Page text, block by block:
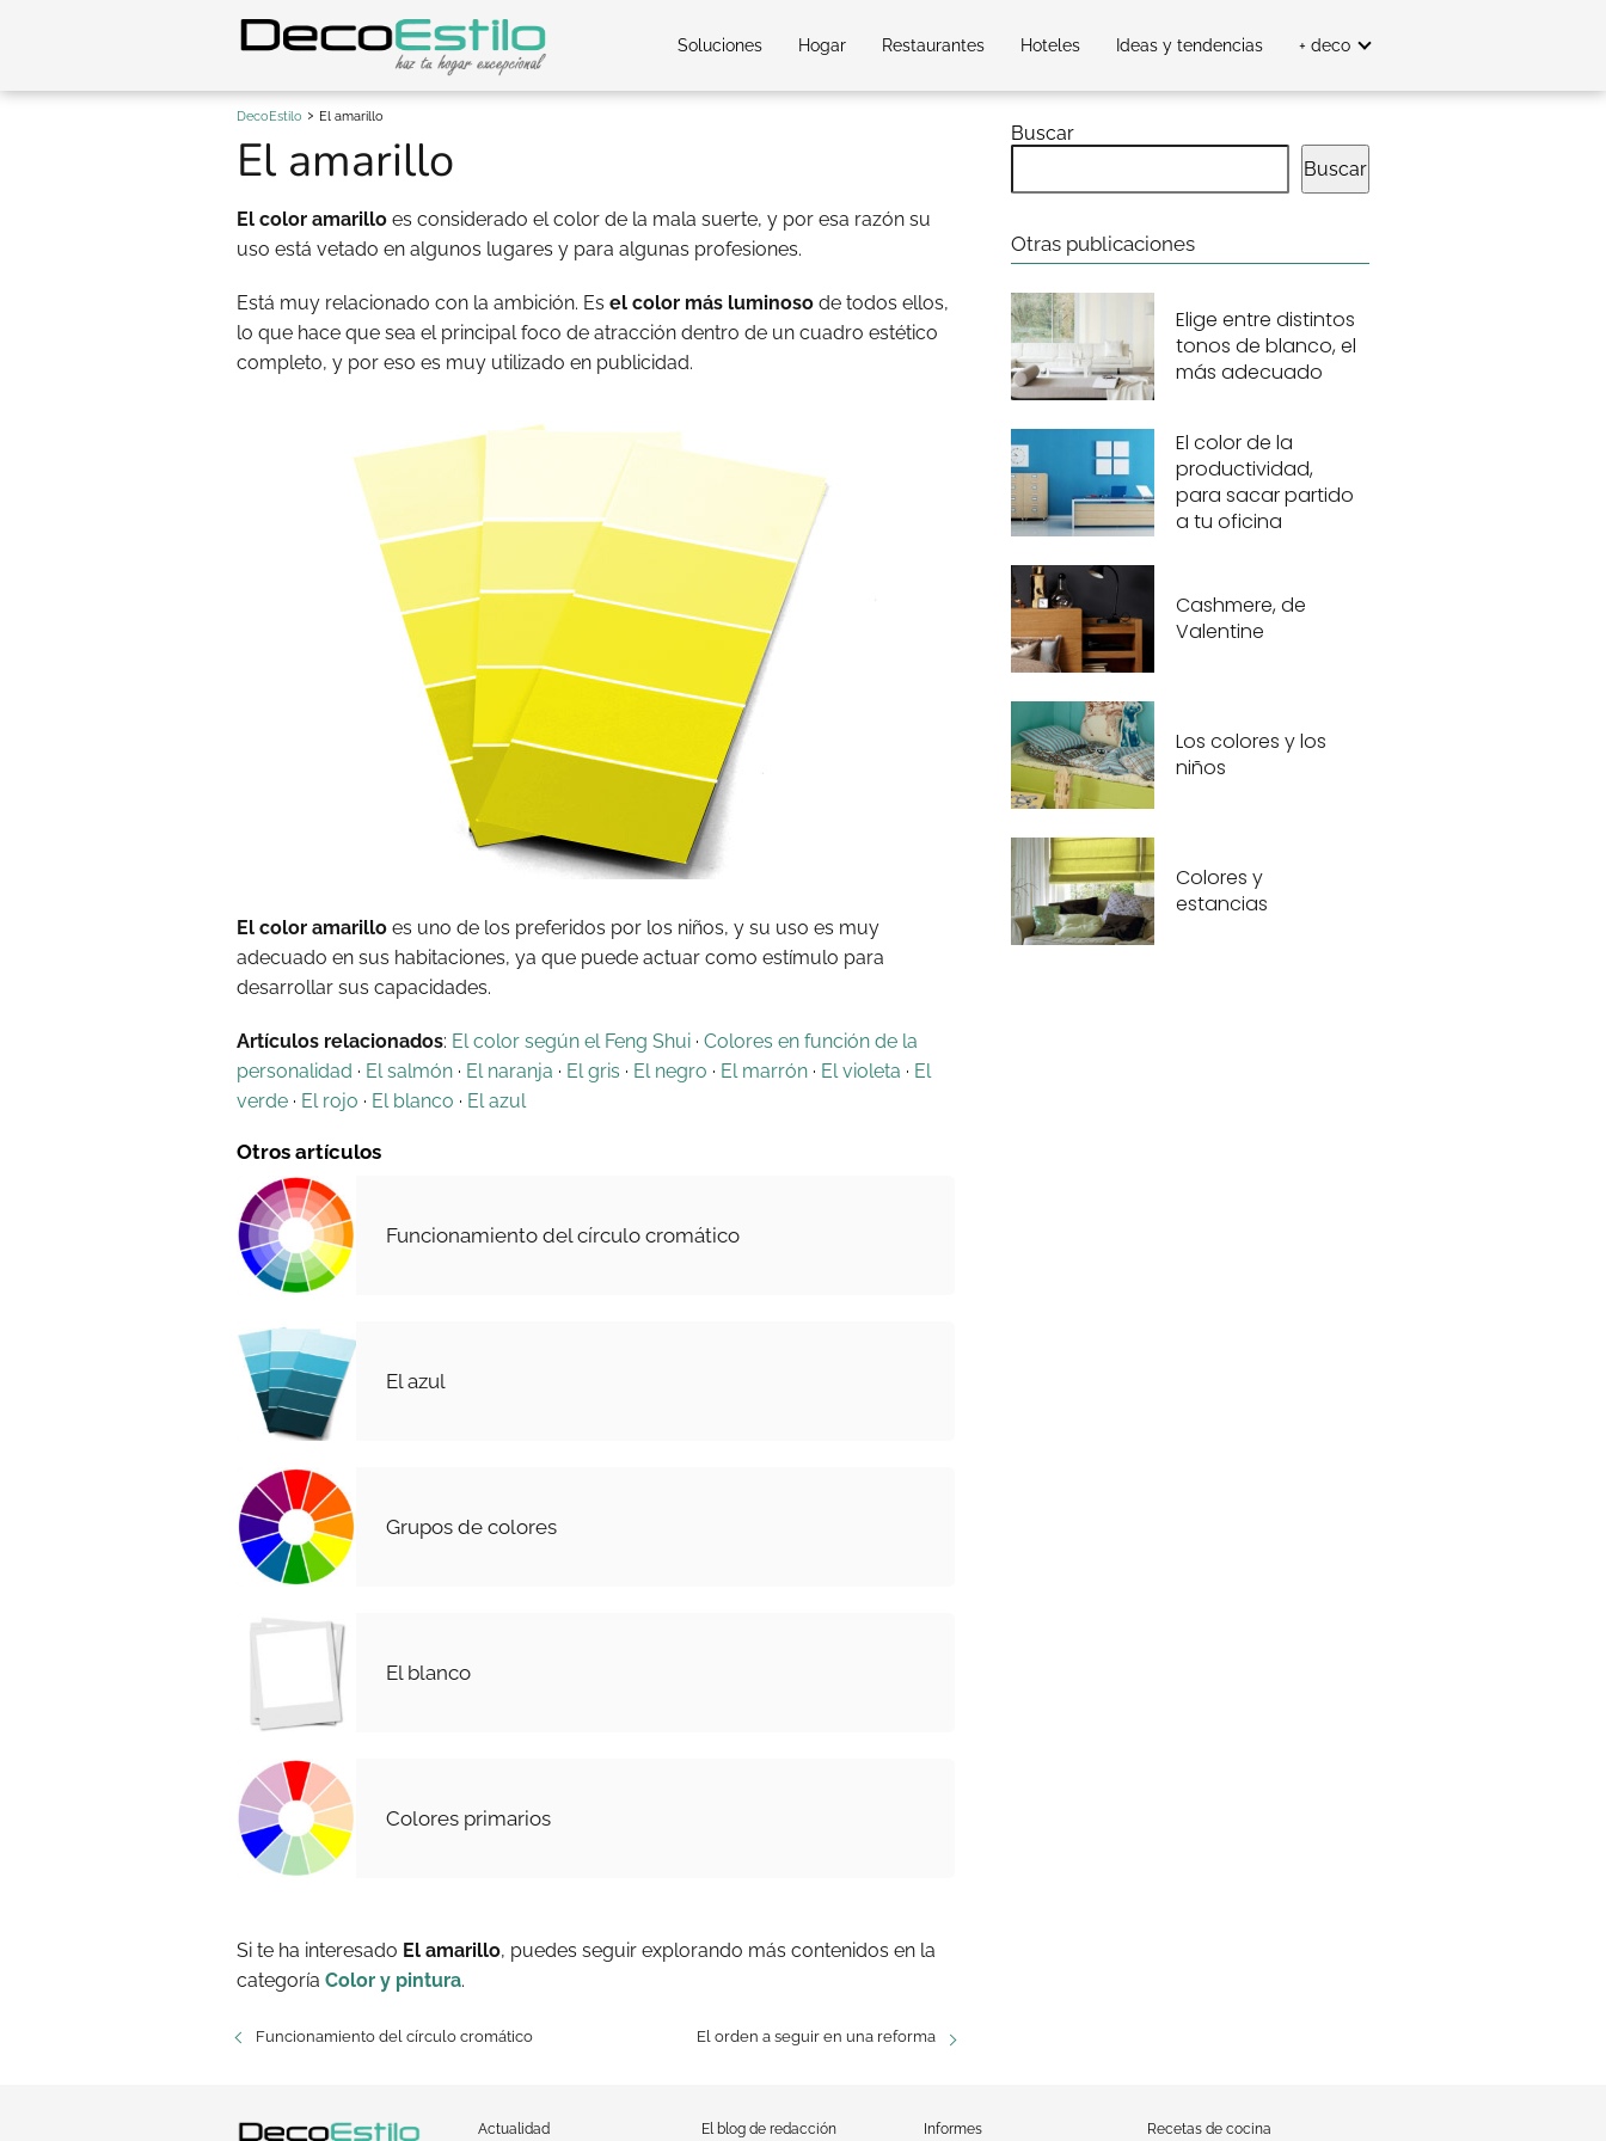
Soluciones Hogar Restaurantes Hoteles Ideas y tendencias + deco
DecoEstilo El amarillo
El amarillo
El color amarillo es considerado el color de la mala suerte, y por esa razón su
uso está vetado en algunos lugares y para algunas profesiones.
Está muy relacionado con la ambición. Es el color más luminoso de todos ellos,
lo que hace que sea el principal foco de atracción dentro de un cuadro estético
completo, y por eso es muy utilizado en publicidad.
El color amarillo es uno de los preferidos por los niños, y su uso es muy
adecuado en sus habitaciones, ya que puede actuar como estímulo para
desarrollar sus capacidades.
Artículos relacionados: El color según el Feng Shui · Colores en función de la
personalidad · El salmón · El naranja · El gris · El negro · El marrón · El violeta · El
verde · El rojo · El blanco · El azul
Otros artículos
Funcionamiento del círculo cromático
El azul
Grupos de colores
El blanco
Colores primarios
Si te ha interesado El amarillo, puedes seguir explorando más contenidos en la
categoría Color y pintura.
Funcionamiento del círculo cromático El orden a seguir en una reforma
Buscar
Buscar
Otras publicaciones
Elige entre distintos
tonos de blanco, el
más adecuado
El color de la
productividad,
para sacar partido
a tu oficina
Cashmere, de
Valentine
Los colores y los
niños
Colores y
estancias
Actualidad El blog de redacción Informes Recetas de cocina